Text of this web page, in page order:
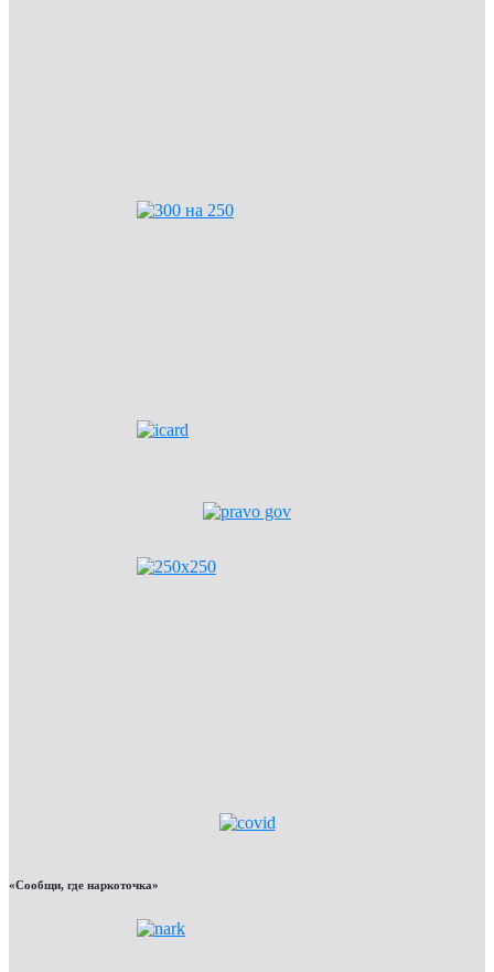
«Сообщи, где наркоточка»